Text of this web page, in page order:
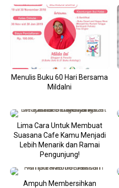
Menulis Buku 60 Hari Bersama
MildaIni
Lima Cara Untuk Membuat
Suasana Cafe Kamu Menjadi
Lebih Menarik dan Ramai
Pengunjung!
Ampuh Membersihkan